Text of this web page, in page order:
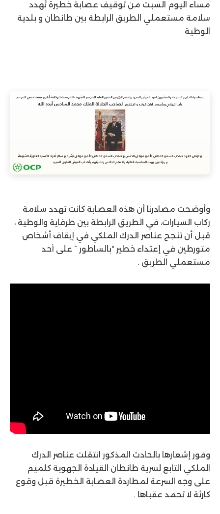
مساء اليوم السبت من توقيف عصابة خطيرة تُهدد
سلامة مستعملي الطريق الرابطة بين طانطان و بلدية
الوطية
وأوضحت مصادرنا أن هذه العصابة كانت تهدد سلامة
ركاب السيارات، في الطريق الرابطة بين طرفاية والوطية ،
قبل أن تنجح عناصر الدرك الملكي في إيقاف أشخاص
متورطين في إعتداء خطير “بالساطور ” على أحد
مستعملي الطريق .
وفور إشعارها بالحادث المذكور انتقلت عناصر الدرك
الملكي التابع لسرية طانطان القيادة الجهوية كلميم
على وجه السرعة لمطاردة العصابة الخطيرة قبل وقوع
كارثة لا تحمد عقباها .